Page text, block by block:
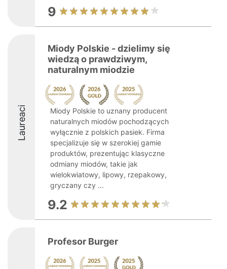
9
Laureaci
Miody Polskie - dzielimy się
wiedzą o prawdziwym,
naturalnym miodzie
Miody Polskie to uznany producent
naturalnych miodów pochodzących
wyłącznie z polskich pasiek. Firma
specjalizuje się w szerokiej gamie
produktów, prezentując klasyczne
odmiany miodów, takie jak
wielokwiatowy, lipowy, rzepakowy,
gryczany czy ...
9.2
Profesor Burger